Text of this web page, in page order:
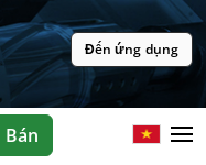
Đến ứng dụng
Bán